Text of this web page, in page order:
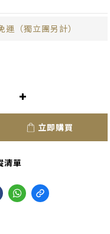
（獨立團另計）
立即購買
清單